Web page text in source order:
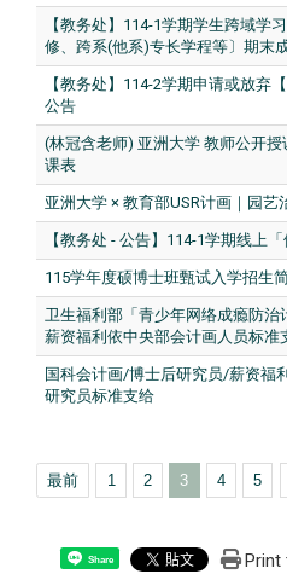
【教务处】114-1学期学生跨域学
修、跨系(他系)专长学程等〕期末
【教务处】114-2学期申请或放弃
公告
(林冠含老师) 亚洲大学 教师公开
课表
亚洲大学 × 教育部USR计画｜园艺
【教务处 - 公告】114-1学期线上
115学年度硕博士班甄试入学招生
卫生福利部「青少年网络成瘾防
薪资福利依中央部会计画人员标准
国科会计画/博士后研究员/薪资福
研究员标准支给
最前 1 2 3 4 5
Share Print